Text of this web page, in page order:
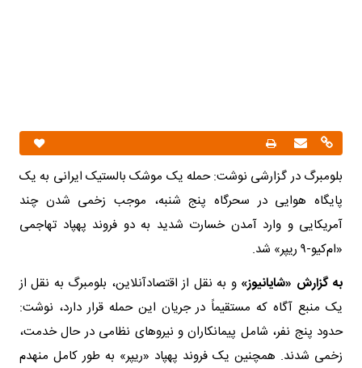
بلومبرگ در گزارشی نوشت: حمله یک موشک بالستیک ایرانی به یک
پایگاه هوایی در سحرگاه پنج شنبه، موجب زخمی شدن چند
آمریکایی و وارد آمدن خسارت شدید به دو فروند پهپاد تهاجمی
«ام‌کیو-۹ ریپر» شد.
به گزارش «شایانیوز»و به نقل از اقتصادآنلاین، بلومبرگ به نقل از
یک منبع آگاه که مستقیماً در جریان این حمله قرار دارد، نوشت:
حدود پنج نفر، شامل پیمانکاران و نیروهای نظامی در حال خدمت،
زخمی شدند. همچنین یک فروند پهپاد «ریپر» به طور کامل منهدم